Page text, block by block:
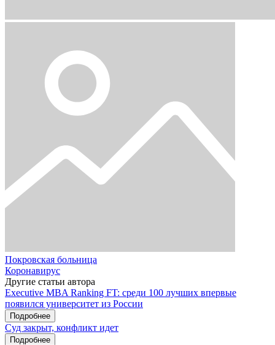
Покровская больница
Коронавирус
Другие статьи автора
Executive MBA Ranking FT: среди 100 лучших впервые
появился университет из России
Подробнее
Суд закрыт, конфликт идет
Подробнее